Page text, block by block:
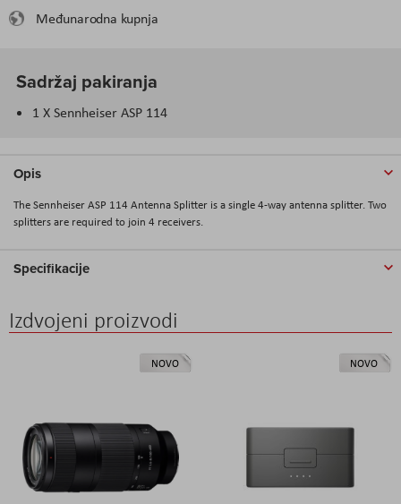
Međunarodna kupnja
Sadržaj pakiranja
1 X Sennheiser ASP 114
Opis
The Sennheiser ASP 114 Antenna Splitter is a single 4-way antenna splitter. Two
splitters are required to join 4 receivers.
Specifikacije
Izdvojeni proizvodi
NOVO NOVO